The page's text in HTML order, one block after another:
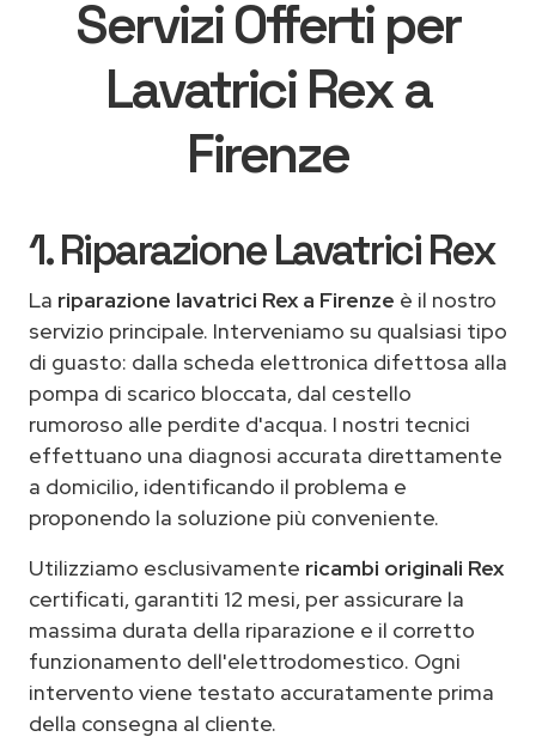
Servizi Offerti per
Lavatrici Rex a
Firenze
1. Riparazione Lavatrici Rex
La riparazione lavatrici Rex a Firenze è il nostro
servizio principale. Interveniamo su qualsiasi tipo
di guasto: dalla scheda elettronica difettosa alla
pompa di scarico bloccata, dal cestello
rumoroso alle perdite d'acqua. I nostri tecnici
effettuano una diagnosi accurata direttamente
a domicilio, identificando il problema e
proponendo la soluzione più conveniente.
Utilizziamo esclusivamente ricambi originali Rex
certificati, garantiti 12 mesi, per assicurare la
massima durata della riparazione e il corretto
funzionamento dell'elettrodomestico. Ogni
intervento viene testato accuratamente prima
della consegna al cliente.